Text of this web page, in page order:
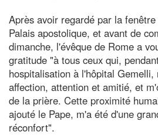
Après avoir regardé par la
Palais apostolique, et avant de
dimanche, l'évêque de Rome a
gratitude "à tous ceux qui,
hospitalisation à l'hôpital Gemelli,
affection, attention et amitié, et
de la prière. Cette proximité
ajouté le Pape, m'a été d'une
réconfort".